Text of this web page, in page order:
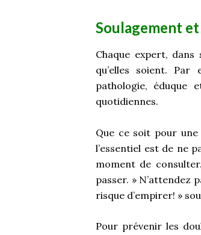
Soulagement
Chaque expert, dans
qu’elles soient.
pathologie, éduque
quotidiennes.
Que ce soit pour une
l’essentiel est de ne
moment de
passer. » N’attendez
risque d’empirer! »
Pour prévenir les